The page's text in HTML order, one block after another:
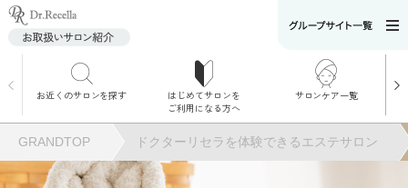
お近くのサロンを探す
はじめてサロンを
ご利用になる方へ
サロンケア一覧
ュー
施術別で探す
お悩み別で探す
GRANDTOP ドクターリセラを体験できるエステサロン